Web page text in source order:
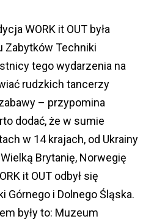
WORK it OUT była
Zabytków Techniki
tego wydarzenia na
rudzkich tancerzy
– przypomina
dodać, że w sumie
w 14 krajach, od Ukrainy
Brytanię, Norwegię
it OUT odbył się
Górnego i Dolnego Śląska.
były to: Muzeum